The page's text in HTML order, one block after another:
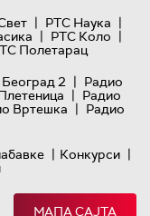
| РТС Наука |
| РТС Коло |
Полетарац
2 | Радио
| Радио
Вртешка | Радио
| Конкурси |
МАПА САЈТА